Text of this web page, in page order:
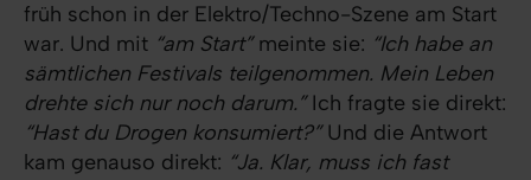
früh schon in der Elektro/Techno-Szene am Start
war. Und mit “am Start”meinte sie: “Ich habe an
sämtlichen Festivals teilgenommen. Mein Leben
drehte sich nur noch darum.”Ich fragte sie direkt:
“Hast du Drogen konsumiert?”Und die Antwort
kam genauso direkt: “Ja. Klar, muss ich fast